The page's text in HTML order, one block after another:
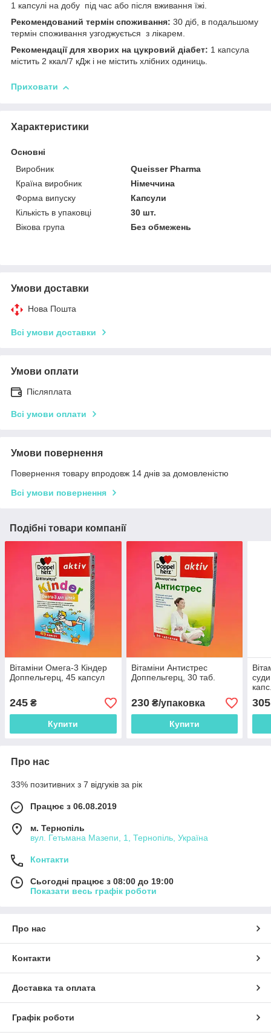
1 капсулі на добу під час або після вживання їжі.
Рекомендований термін споживання: 30 діб, в подальшому
термін споживання узгоджується з лікарем.
Рекомендації для хворих на цукровий діабет: 1 капсула
містить 2 ккал/7 кДж і не містить хлібних одиниць.
Приховати
Характеристики
Основні
Виробник
Queisser Pharma
Країна виробник
Німеччина
Форма випуску
Капсули
Кількість в упаковці
30 шт.
Вікова група
Без обмежень
Умови доставки
Нова Пошта
Всі умови доставки
Умови оплати
Післяплата
Всі умови оплати
Умови повернення
Повернення товару впродовж 14 днів за домовленістю
Всі умови повернення
Подібні товари компанії
Вітаміни Омега-3 Кіндер
Доппельгерц, 45 капсул
245 ₴
Купити
Вітаміни Антистрес
Доппельгерц, 30 таб.
230₴/упаковка
Купити
305
Про нас
33% позитивних з 7 відгуків за рік
Працює з 06.08.2019
м. Тернопіль
вул. Гетьмана Мазепи, 1, Тернопіль, Україна
Контакти
Сьогодні працює з 08:00 до 19:00
Показати весь графік роботи
Про нас
Контакти
Доставка та оплата
Графік роботи